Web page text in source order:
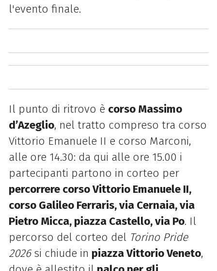
l'evento finale.
Il punto di ritrovo è corso Massimo
d’Azeglio, nel tratto compreso tra corso
Vittorio Emanuele II e corso Marconi,
alle ore 14.30: da qui alle ore 15.00 i
partecipanti partono in corteo per
percorrere corso Vittorio Emanuele II,
corso Galileo Ferraris, via Cernaia, via
Pietro Micca, piazza Castello, via Po. Il
percorso del corteo del Torino Pride
2026si chiude in piazza Vittorio Veneto,